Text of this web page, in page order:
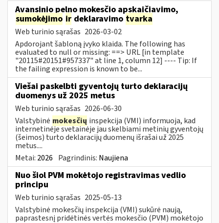
Avansinio pelno mokesčio apskaičiavimo,
sumokėjimo ir deklaravimo tvarka
Web turinio sąrašas 2026-03-02
Apdorojant šabloną įvyko klaida. The following has
evaluated to null or missing: ==> URL [in template
"20115#20151#957337" at line 1, column 12] ---- Tip: If
the failing expression is known to be...
Viešai paskelbti gyventojų turto deklaracijų
duomenys už 2025 metus
Web turinio sąrašas 2026-06-30
Valstybinė mokesčių inspekcija (VMI) informuoja, kad
internetinėje svetainėje jau skelbiami metinių gyventojų
(šeimos) turto deklaracijų duomenų išrašai už 2025
metus....
Metai: 2026 Pagrindinis: Naujiena
Nuo šiol PVM mokėtojo registravimas vedlio
principu
Web turinio sąrašas 2025-05-13
Valstybinė mokesčių inspekcija (VMI) sukūrė naują,
paprastesnį pridėtinės vertės mokesčio (PVM) mokėtojo